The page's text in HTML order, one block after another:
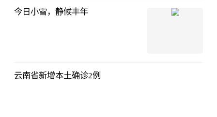
今日小雪，静候丰年
云南省新增本土确诊2例